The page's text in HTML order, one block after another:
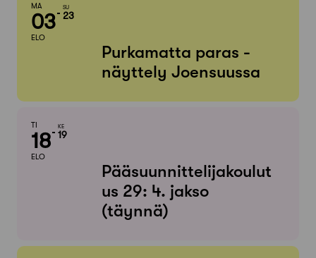
MA
03
ELO
SU
23
Purkamatta paras -
näyttely Joensuussa
TI
18
ELO
KE
19
Pääsuunnittelijakoulut
us 29: 4. jakso
(täynnä)